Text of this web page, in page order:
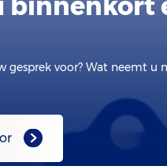
gesprek voor? Wat neemt